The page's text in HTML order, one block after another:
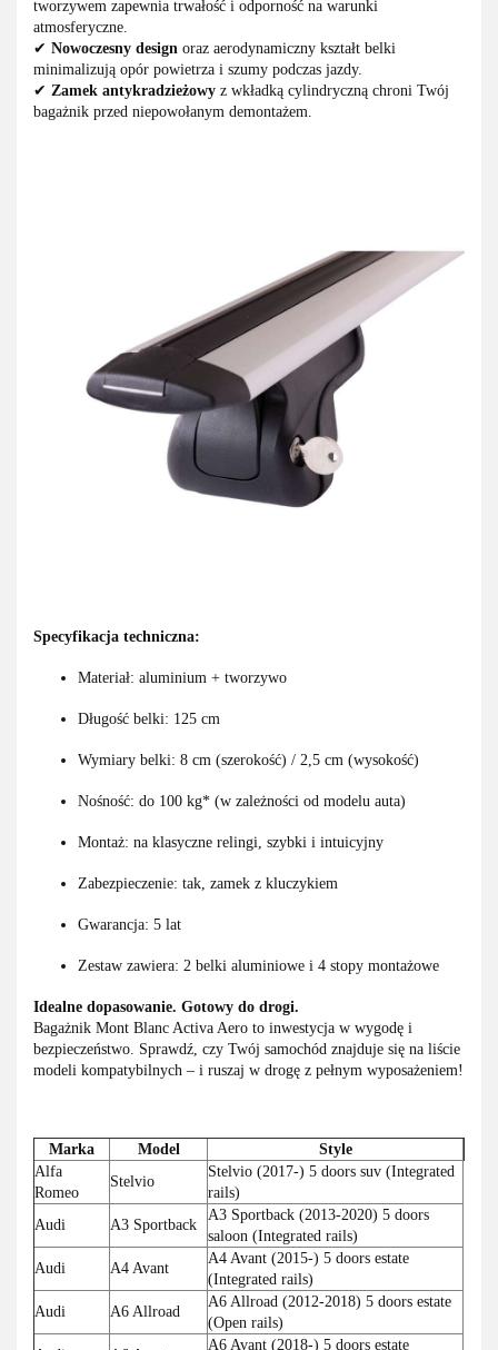
tworzywem zapewnia trwałość i odporność na warunki
atmosferyczne.
✔ Nowoczesny design oraz aerodynamiczny kształt belki
minimalizują opór powietrza i szumy podczas jazdy.
✔ Zamek antykradzieżowy z wkładką cylindryczną chroni Twój
bagażnik przed niepowołanym demontażem.
Specyfikacja techniczna:
Materiał: aluminium + tworzywo
Długość belki: 125 cm
Wymiary belki: 8 cm (szerokość) / 2,5 cm (wysokość)
Nośność: do 100 kg* (w zależności od modelu auta)
Montaż: na klasyczne relingi, szybki i intuicyjny
Zabezpieczenie: tak, zamek z kluczykiem
Gwarancja: 5 lat
Zestaw zawiera: 2 belki aluminiowe i 4 stopy montażowe
Idealne dopasowanie. Gotowy do drogi.
Bagażnik Mont Blanc Activa Aero to inwestycja w wygodę i
bezpieczeństwo. Sprawdź, czy Twój samochód znajduje się na liście
modeli kompatybilnych – i ruszaj w drogę z pełnym wyposażeniem!
Marka Model
Style
Alfa
Romeo
Stelvio
Stelvio (2017-) 5 doors suv (Integrated
rails)
Audi
A3 Sportback
A3 Sportback (2013-2020) 5 doors
saloon (Integrated rails)
Audi
A4 Avant
A4 Avant (2015-) 5 doors estate
(Integrated rails)
Audi
A6 Allroad
A6 Allroad (2012-2018) 5 doors estate
(Open rails)
A6 Avant (2018-) 5 doors estate